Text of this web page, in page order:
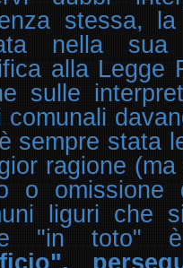
stessa,
nella sua
alla Legge
sulle
comunali
sempre stata
ragione
o
liguri che
"in toto"